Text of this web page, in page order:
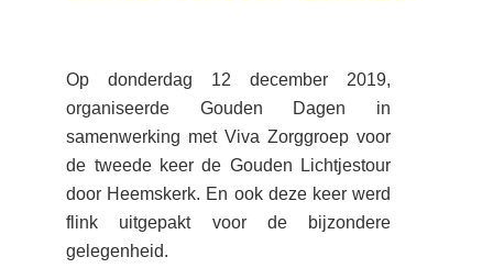
Op donderdag 12 december 2019,
organiseerde Gouden Dagen in
samenwerking met Viva Zorggroep voor
de tweede keer de Gouden Lichtjestour
door Heemskerk. En ook deze keer werd
flink uitgepakt voor de bijzondere
gelegenheid.